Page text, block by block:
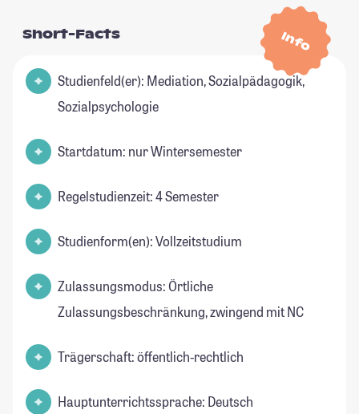
Info
Short-Facts
Studienfeld(er): Mediation, Sozialpädagogik,
Sozialpsychologie
Startdatum: nur Wintersemester
Regelstudienzeit: 4 Semester
Studienform(en): Vollzeitstudium
Zulassungsmodus: Örtliche
Zulassungsbeschränkung, zwingend mit NC
Trägerschaft: öffentlich-rechtlich
Hauptunterrichtssprache: Deutsch